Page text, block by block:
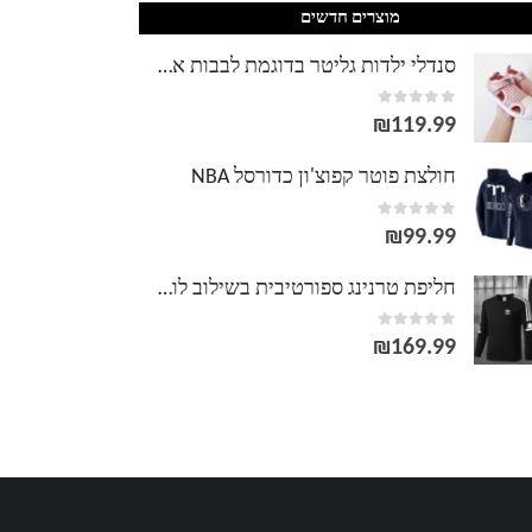
מוצרים חדשים
סנדלי ילדות גליטר בדוגמת לבבות אדידס ADIDAS
0
out of 5
₪119.99
חולצת פוטר קפוצ'ון כדורסל NBA
0
out of 5
₪99.99
חליפת טרנינג ספורטיבית בשילוב לוגו לגברים אדידס ADIDAS
0
out of 5
₪169.99